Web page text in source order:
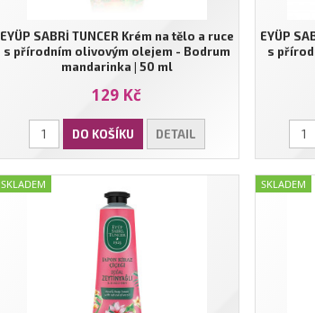
EYÜP SABRİ TUNCER Krém na tělo a ruce
s přírodním olivovým olejem - Bodrum
mandarinka | 50 ml
129 Kč
DO KOŠÍKU DETAIL
EYÜP
s
SKLADEM SKLADEM